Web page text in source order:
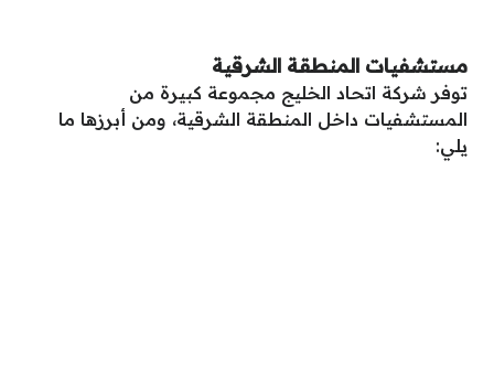
مستشفيات المنطقة الشرقية
توفر شركة اتحاد الخليج مجموعة كبيرة من
المستشفيات داخل المنطقة الشرقية، ومن أبرزها ما
يلي: